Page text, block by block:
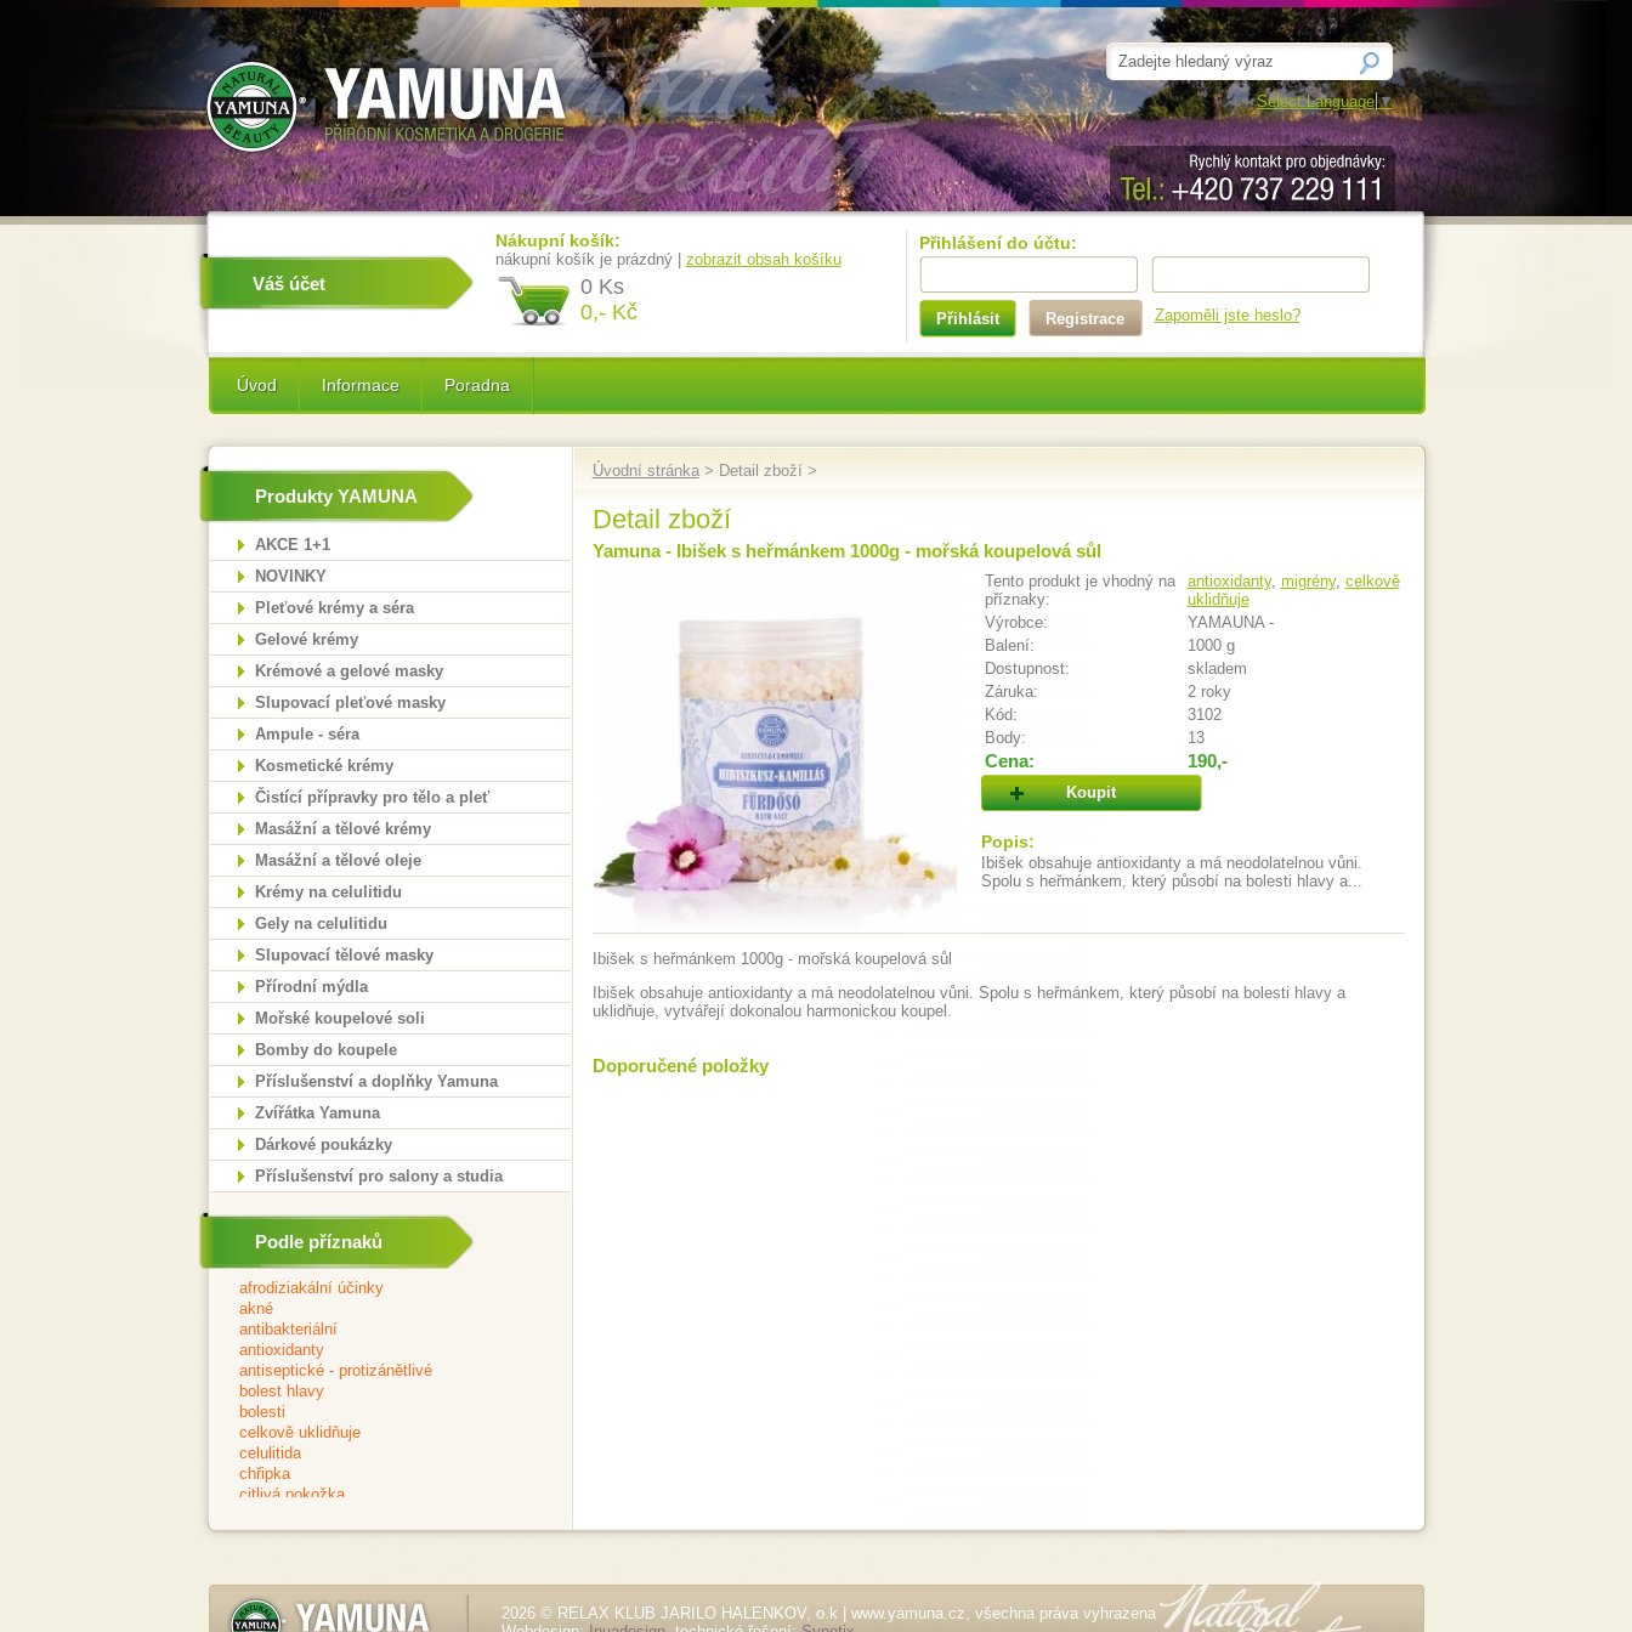
Select Language ▼
Přihlášení do účtu:
Přihlásit Registrace Zapoměli jste heslo?
Váš účet
Nákupní košík:
nákupní košík je prázdný | zobrazit obsah košíku
0 Ks
0,- Kč
Úvod Informace Poradna
Produkty YAMUNA
AKCE 1+1
NOVINKY
Pleťové krémy a séra
Gelové krémy
Krémové a gelové masky
Slupovací pleťové masky
Ampule - séra
Kosmetické krémy
Čistící přípravky pro tělo a pleť
Masážní a tělové krémy
Masážní a tělové oleje
Krémy na celulitidu
Gely na celulitidu
Slupovací tělové masky
Přírodní mýdla
Mořské koupelové soli
Bomby do koupele
Příslušenství a doplňky Yamuna
Zvířátka Yamuna
Dárkové poukázky
Příslušenství pro salony a studia
Podle příznaků
Úvodní stránka> Detail zboží >
Detail zboží
Yamuna - Ibišek s heřmánkem 1000g - mořská koupelová sůl
Tento produkt je vhodný na
příznaky:
antioxidanty, migrény, celkově
uklidňuje
Výrobce:
YAMAUNA -
Balení:
1000 g
Dostupnost:
skladem
Záruka:
2 roky
Kód:
3102
Body:
13
Cena: 190,-
Koupit
Popis:
Ibišek obsahuje antioxidanty a má neodolatelnou vůni.
Spolu s heřmánkem, který působí na bolesti hlavy a...
Ibišek s heřmánkem 1000g - mořská koupelová sůl
Ibišek obsahuje antioxidanty a má neodolatelnou vůni. Spolu s heřmánkem, který působí na bolesti hlavy a
uklidňuje, vytvářejí dokonalou harmonickou koupel.
Doporučené položky
2026 © RELAX KLUB JARILO HALENKOV, o.k | www.yamuna.cz, všechna práva vyhrazena